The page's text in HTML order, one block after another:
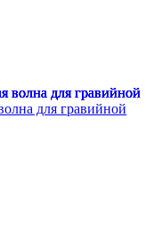
для гравийной